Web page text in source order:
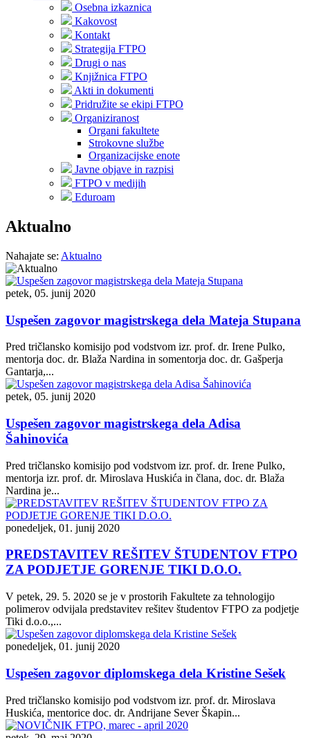
Osebna izkaznica
Kakovost
Kontakt
Strategija FTPO
Drugi o nas
Knjižnica FTPO
Akti in dokumenti
Pridružite se ekipi FTPO
Organiziranost
Organi fakultete
Strokovne službe
Organizacijske enote
Javne objave in razpisi
FTPO v medijih
Eduroam
Aktualno
Nahajate se: Aktualno
petek, 05. junij 2020
Uspešen zagovor magistrskega dela Mateja Stupana
Pred tričlansko komisijo pod vodstvom izr. prof. dr. Irene Pulko,
mentorja doc. dr. Blaža Nardina in somentorja doc. dr. Gašperja
Gantarja,...
petek, 05. junij 2020
Uspešen zagovor magistrskega dela Adisa
Šahinovića
Pred tričlansko komisijo pod vodstvom izr. prof. dr. Irene Pulko,
mentorja izr. prof. dr. Miroslava Huskića in člana, doc. dr. Blaža
Nardina je...
ponedeljek, 01. junij 2020
PREDSTAVITEV REŠITEV ŠTUDENTOV FTPO
ZA PODJETJE GORENJE TIKI D.O.O.
V petek, 29. 5. 2020 se je v prostorih Fakultete za tehnologijo
polimerov odvijala predstavitev rešitev študentov FTPO za podjetje
Tiki d.o.o.,...
ponedeljek, 01. junij 2020
Uspešen zagovor diplomskega dela Kristine Sešek
Pred tričlansko komisijo pod vodstvom izr. prof. dr. Miroslava
Huskića, mentorice doc. dr. Andrijane Sever Škapin...